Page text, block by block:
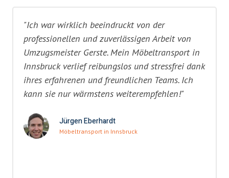
"Ich war wirklich beeindruckt von der
professionellen und zuverlässigen Arbeit von
Umzugsmeister Gerste. Mein Möbeltransport in
Innsbruck verlief reibungslos und stressfrei dank
ihres erfahrenen und freundlichen Teams. Ich
kann sie nur wärmstens weiterempfehlen!"
Jürgen Eberhardt
Möbeltransport in Innsbruck